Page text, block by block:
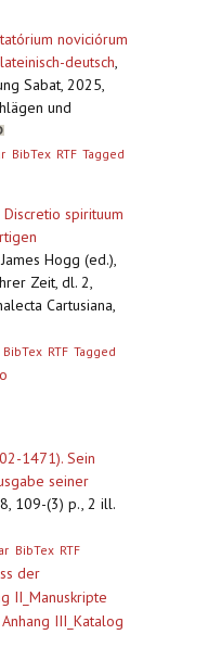
noviciórum
deutsch,
Sabat, 2025,
und
BibTex RTF Tagged
spirituum
Hogg (ed.),
Zeit, dl. 2,
Cartusiana,
BibTex RTF Tagged
1471). Sein
seiner
109-(3) p., 2 ill.
BibTex RTF
der
II_Manuskripte
Anhang III_Katalog